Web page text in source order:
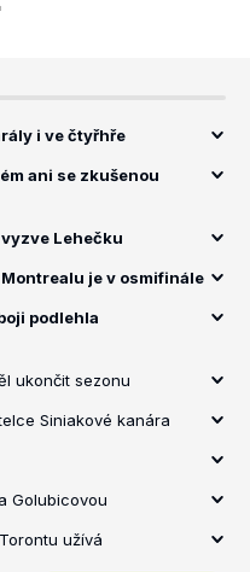
i ve čtyřhře
ani se zkušenou
Lehečku
je v osmifinále
podlehla
ukončit sezonu
Siniakové kanára
Golubicovou
užívá